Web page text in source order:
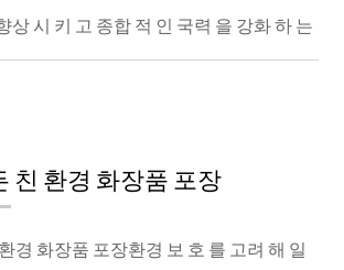
상 시 키 고 종합 적 인 국력 을 강화 하 는
를 하여 중국의 경제 수준 을 세계 3 위
인민공...
친 환경 화장품 포장
경 화장품 포장환경 보 호 를 고려 해 일